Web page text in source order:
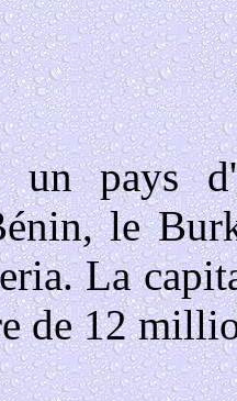
pays
le
La
de 12